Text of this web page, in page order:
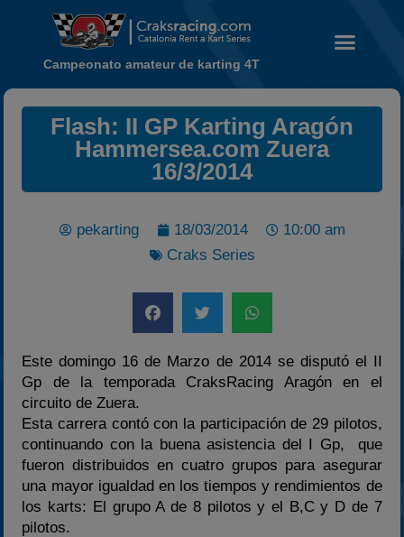
Noticias
Calendario
Campeonato
Temporadas anteriores
2023
2025
Estadísticas
Preguntas Frecuentes
Campeonato amateur de karting 4T
Flash: II GP Karting Aragón
Hammersea.com Zuera
16/3/2014
pekarting 18/03/2014
10:00 am
Craks Series
Este domingo 16 de Marzo de 2014 se disputó el II
Gp de la temporada CraksRacing Aragón en el
circuito de Zuera.
Esta carrera contó con la participación de 29 pilotos,
continuando con la buena asistencia del I Gp, que
fueron distribuidos en cuatro grupos para asegurar
una mayor igualdad en los tiempos y rendimientos de
los karts: El grupo A de 8 pilotos y el B,C y D de 7
pilotos.